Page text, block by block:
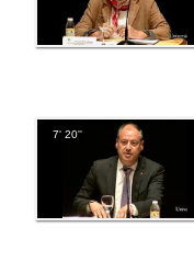
7' 20''